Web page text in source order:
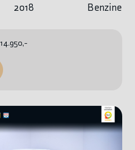
2018 Benzine